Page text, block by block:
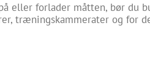
eller forlader måtten, bør du
træningskammerater og for